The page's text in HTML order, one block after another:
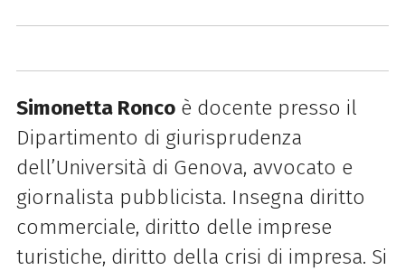
Simonetta Roncoè docente presso il
Dipartimento di giurisprudenza
dell’Università di Genova, avvocato e
giornalista pubblicista. Insegna diritto
commerciale, diritto delle imprese
turistiche, diritto della crisi di impresa. Si